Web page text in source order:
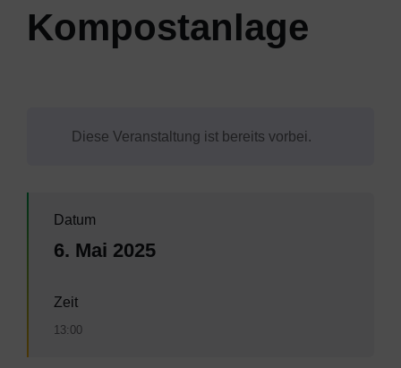
Kompostanlage
Diese Veranstaltung ist bereits vorbei.
Datum
6. Mai 2025
Zeit
13:00